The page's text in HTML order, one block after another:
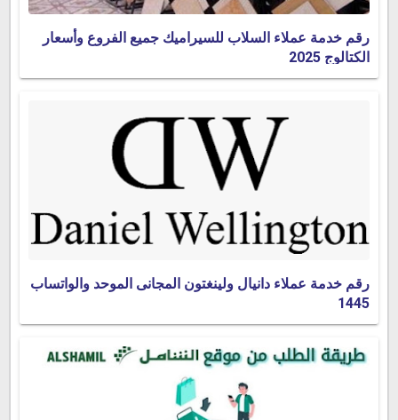
رقم خدمة عملاء السلاب للسيراميك جميع الفروع وأسعار
الكتالوج 2025
رقم خدمة عملاء دانيال ولينغتون المجانى الموحد والواتساب
1445